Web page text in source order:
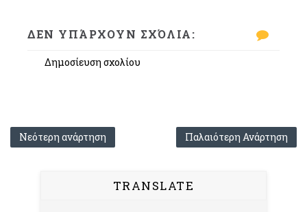
ΔΕΝ ΥΠΆΡΧΟΥΝ ΣΧΌΛΙΑ:
Δημοσίευση σχολίου
Νεότερη ανάρτηση Παλαιότερη Ανάρτηση
TRANSLATE